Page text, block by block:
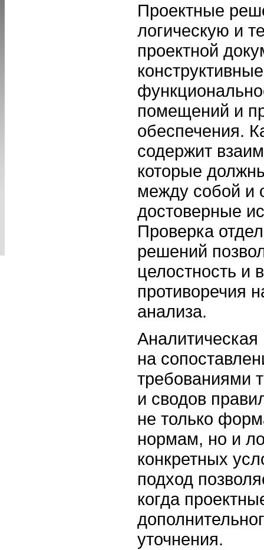
Проектные
логическую и
проектной
помещений и
обеспечения.
содержит
которые
между собой и
достоверные
Проверка
решений
целостность и
противоречия
анализа.
на
требованиями
и сводов
не только
нормам, но и
конкретных
подход
когда
уточнения.